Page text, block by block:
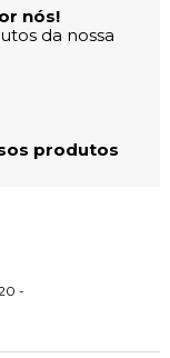
nós!
da nossa
produtos
-